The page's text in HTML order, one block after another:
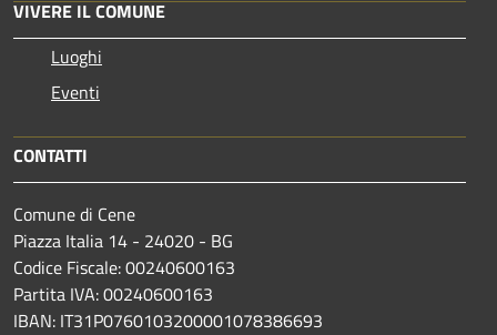
VIVERE IL COMUNE
Luoghi
Eventi
CONTATTI
Comune di Cene
Piazza Italia 14 - 24020 - BG
Codice Fiscale: 00240600163
Partita IVA: 00240600163
IBAN: IT31P0760103200001078386693